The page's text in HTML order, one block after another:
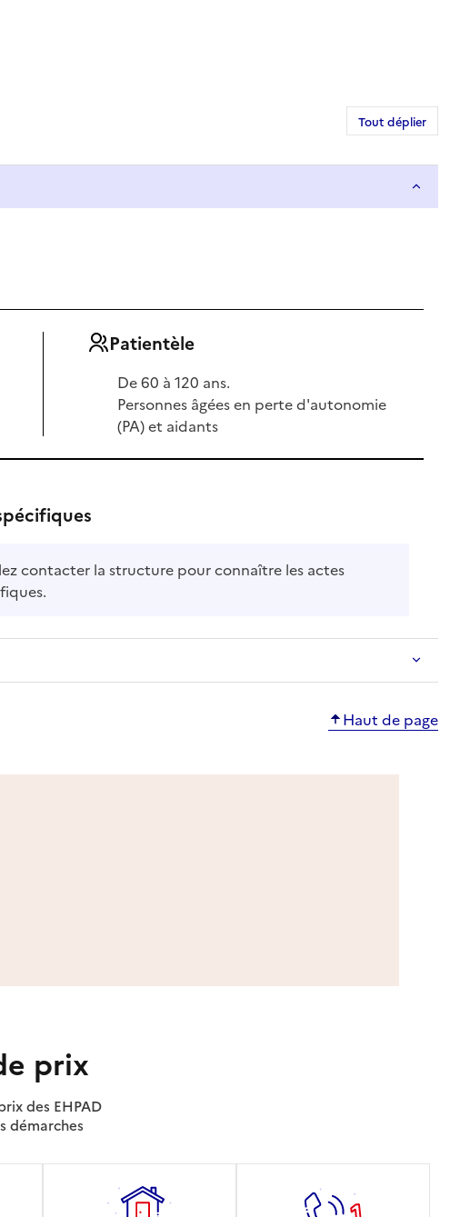
Tout déplier
Patientèle
De 60 à 120 ans.
Personnes âgées en perte d'autonomie
(PA) et aidants
contacter la structure pour connaître les actes
Haut de page
prix
des EHPAD
démarches